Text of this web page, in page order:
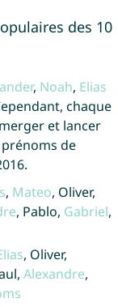
des 10
, Noah, Elias
chaque
et lancer
de
, Mateo, Oliver,
, Pablo, Gabriel,
, Oliver,
Alexandre,